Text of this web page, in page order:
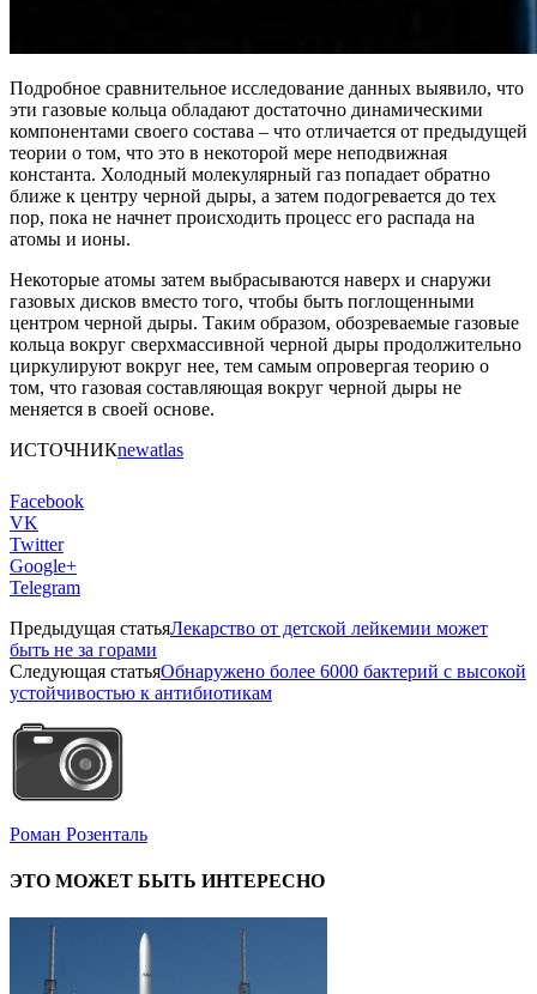
Подробное сравнительное исследование данных выявило, что
эти газовые кольца обладают достаточно динамическими
компонентами своего состава – что отличается от предыдущей
теории о том, что это в некоторой мере неподвижная
константа. Холодный молекулярный газ попадает обратно
ближе к центру черной дыры, а затем подогревается до тех
пор, пока не начнет происходить процесс его распада на
атомы и ионы.
Некоторые атомы затем выбрасываются наверх и снаружи
газовых дисков вместо того, чтобы быть поглощенными
центром черной дыры. Таким образом, обозреваемые газовые
кольца вокруг сверхмассивной черной дыры продолжительно
циркулируют вокруг нее, тем самым опровергая теорию о
том, что газовая составляющая вокруг черной дыры не
меняется в своей основе.
ИСТОЧНИКnewatlas
Facebook
VK
Twitter
Google+
Telegram
Предыдущая статьяЛекарство от детской лейкемии может
быть не за горами
Следующая статьяОбнаружено более 6000 бактерий с высокой
устойчивостью к антибиотикам
Роман Розенталь
ЭТО МОЖЕТ БЫТЬ ИНТЕРЕСНО